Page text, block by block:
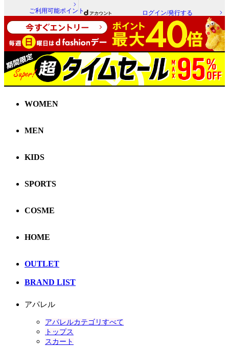
ご利用可能ポイント ログイン/発行する
WOMEN
MEN
KIDS
SPORTS
COSME
HOME
OUTLET
BRAND LIST
アパレル
アパレルカテゴリすべて
トップス
スカート